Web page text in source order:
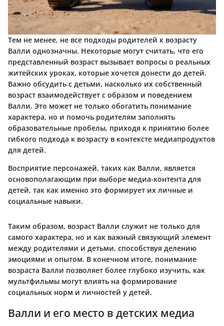
Тем не менее, не все подходы родителей к возрасту
Валли однозначны. Некоторые могут считать, что его
представленный возраст вызывает вопросы о реальных
житейских уроках, которые хочется донести до детей.
Важно обсудить с детьми, насколько их собственный
возраст взаимодействует с образом и поведением
Валли. Это может не только обогатить понимание
характера, но и помочь родителям заполнять
образовательные пробелы, приходя к принятию более
гибкого подхода к возрасту в контексте медиапродуктов
для детей.
Восприятие персонажей, таких как Валли, является
основополагающим при выборе медиа-контента для
детей, так как именно это формирует их личные и
социальные навыки.
Таким образом, возраст Валли служит не только для
самого характера, но и как важный связующий элемент
между родителями и детьми, способствуя делению
эмоциями и опытом. В конечном итоге, понимание
возраста Валли позволяет более глубоко изучить, как
мультфильмы могут влиять на формирование
социальных норм и личностей у детей.
Валли и его место в детских медиа